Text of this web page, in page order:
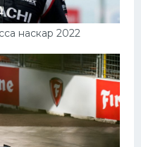
наскар 2022